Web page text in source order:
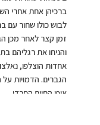
ברכיהן אחת אחרי
לבוש כולו שחור עם
והניחו את רגליהם
אחדות הוצלפו,
הגברים. הדמויות
אופי החיים החרדי.